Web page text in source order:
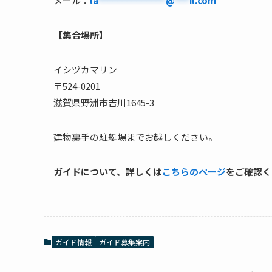
【集合場所】
イシヅカマリン
〒524-0201
滋賀県野洲市吉川1645-3
建物裏手の駐艇場までお越しください。
ガイドについて、詳しくはこちらのページをご確認
ガイド情報 ガイド募集案内